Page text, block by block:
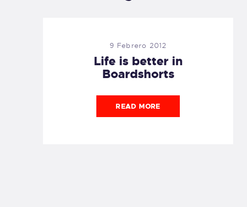
9 Febrero 2012
Life is better in
Boardshorts
READ MORE